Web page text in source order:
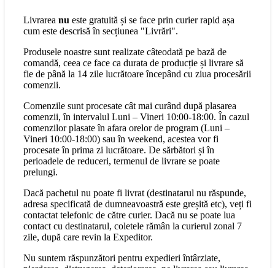
Livrarea nu este gratuită și se face prin curier rapid așa
cum este descrisă în secțiunea "Livrări".
Produsele noastre sunt realizate câteodată pe bază de
comandă, ceea ce face ca durata de producție și livrare să
fie de până la 14 zile lucrătoare începând cu ziua procesării
comenzii.
Comenzile sunt procesate cât mai curând după plasarea
comenzii, în intervalul Luni – Vineri 10:00-18:00. În cazul
comenzilor plasate în afara orelor de program (Luni –
Vineri 10:00-18:00) sau în weekend, acestea vor fi
procesate în prima zi lucrătoare. De sărbători și în
perioadele de reduceri, termenul de livrare se poate
prelungi.
Dacă pachetul nu poate fi livrat (destinatarul nu răspunde,
adresa specificată de dumneavoastră este greșită etc), veți fi
contactat telefonic de către curier. Dacă nu se poate lua
contact cu destinatarul, coletele rămân la curierul zonal 7
zile, după care revin la Expeditor.
Nu suntem răspunzători pentru expedieri întârziate,